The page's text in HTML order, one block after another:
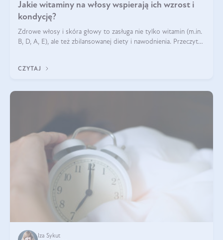
Jakie witaminy na włosy wspierają ich wzrost i
kondycję?
Zdrowe włosy i skóra głowy to zasługa nie tylko witamin (m.in.
B, D, A, E), ale też zbilansowanej diety i nawodnienia. Przeczytaj
CZYTAJ
Iza Sykut